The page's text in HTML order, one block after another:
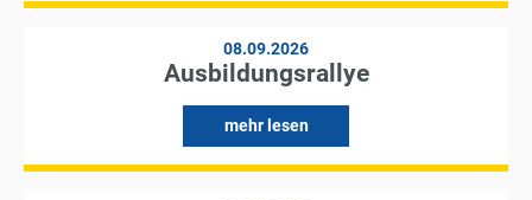
08.09.2026
Ausbildungsrallye
mehr lesen